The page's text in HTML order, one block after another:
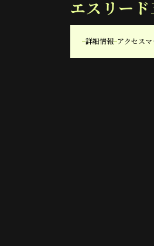
エスリー
詳細情報 アクセスマ